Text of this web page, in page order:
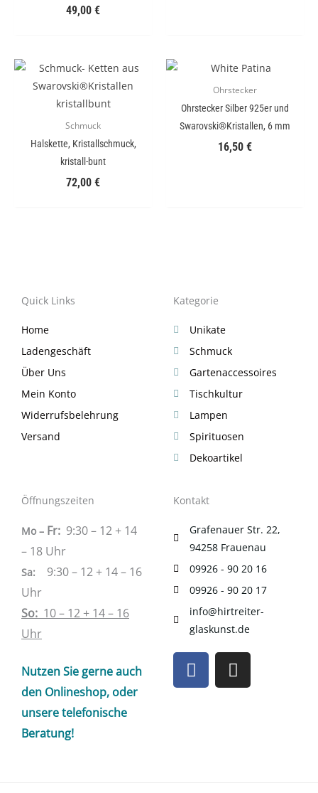
49,00 €
Schmuck
Halskette, Kristallschmuck,
kristall-bunt
72,00 €
Ohrstecker
Ohrstecker Silber 925er und
Swarovski®Kristallen, 6 mm
16,50 €
Quick Links
Home
Ladengeschäft
Über Uns
Mein Konto
Widerrufsbelehrung
Versand
Kategorie
Unikate
Schmuck
Gartenaccessoires
Tischkultur
Lampen
Spirituosen
Dekoartikel
Öffnungszeiten
Mo – Fr: 9:30 – 12 + 14
– 18 Uhr
Sa: 9:30 – 12 + 14 – 16
Uhr
So: 10 – 12 + 14 – 16
Uhr
Nutzen Sie gerne auch
den Onlineshop, oder
unsere telefonische
Beratung!
Kontakt
Grafenauer Str. 22,
94258 Frauenau
09926 - 90 20 16
09926 - 90 20 17
info@hirtreiter-
glaskunst.de
F
a
c
I
n
s